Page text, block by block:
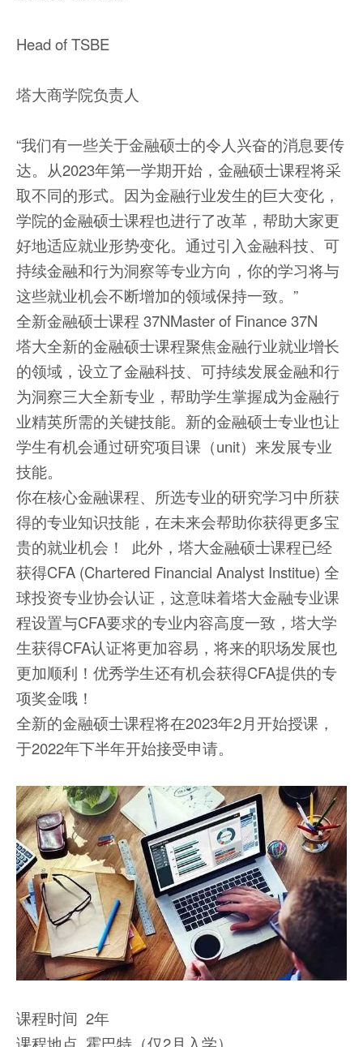
Head of TSBE
塔大商学院负责人
“我们有一些关于金融硕士的令人兴奋的消息要传
达。从2023年第一学期开始，金融硕士课程将采
取不同的形式。因为金融行业发生的巨大变化，
学院的金融硕士课程也进行了改革，帮助大家更
好地适应就业形势变化。通过引入金融科技、可
持续金融和行为洞察等专业方向，你的学习将与
这些就业机会不断增加的领域保持一致。”
全新金融硕士课程 37NMaster of Finance 37N
塔大全新的金融硕士课程聚焦金融行业就业增长
的领域，设立了金融科技、可持续发展金融和行
为洞察三大全新专业，帮助学生掌握成为金融行
业精英所需的关键技能。新的金融硕士专业也让
学生有机会通过研究项目课（unit）来发展专业
技能。
你在核心金融课程、所选专业的研究学习中所获
得的专业知识技能，在未来会帮助你获得更多宝
贵的就业机会！ 此外，塔大金融硕士课程已经
获得CFA (Chartered Financial Analyst Institue) 全
球投资专业协会认证，这意味着塔大金融专业课
程设置与CFA要求的专业内容高度一致，塔大学
生获得CFA认证将更加容易，将来的职场发展也
更加顺利！优秀学生还有机会获得CFA提供的专
项奖金哦！
全新的金融硕士课程将在2023年2月开始授课，
于2022年下半年开始接受申请。
课程时间 2年
课程地点 霍巴特（仅2月入学）